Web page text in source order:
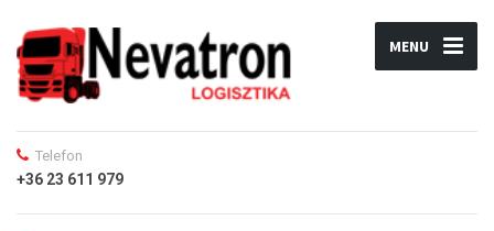
MENU
Telefon
+36 23 611 979